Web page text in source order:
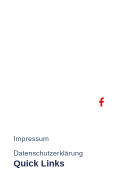
Impressum
Datenschutzerklärung
Quick Links